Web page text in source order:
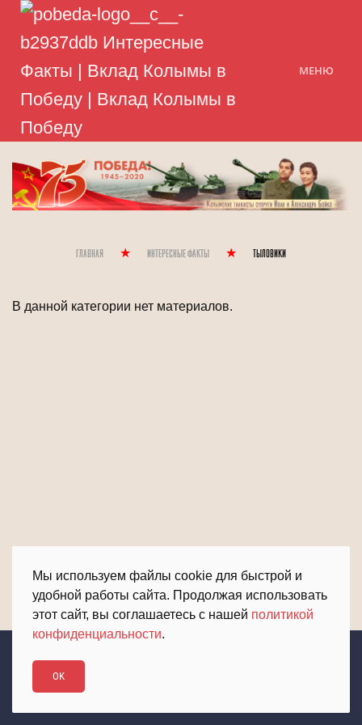
Мы используем файлы cookie для быстрой и
удобной работы сайта. Продолжая использовать
этот сайт, вы соглашаетесь с нашей политикой
конфиденциальности.
OK
МЕНЮ
Главная Интересные Факты Тыловики
В данной категории нет материалов.